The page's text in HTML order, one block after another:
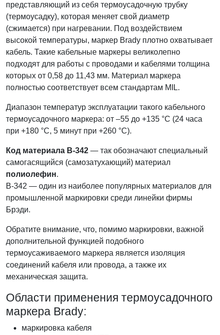
представляющий из себя термоусадочную трубку
(термоусадку), которая меняет свой диаметр
(сжимается) при нагревании. Под воздействием
высокой температуры, маркер Brady плотно охватывает
кабель. Такие кабельные маркеры великолепно
подходят для работы с проводами и кабелями толщина
которых от 0,58 до 11,43 мм. Материал маркера
полностью соответствует всем стандартам MIL.
Диапазон температур эксплуатации такого кабельного
термоусадочного маркера: от –55 до +135 °С (24 часа
при +180 °С, 5 минут при +260 °С).
Код материала B-342 — так обозначают специальный
самогасящийся (самозатухающий) материал
полиолефин.
B-342 — один из наиболее популярных материалов для
промышленной маркировки среди линейки фирмы
Брэди.
Обратите внимание, что, помимо маркировки, важной
дополнительной функцией подобного
термоусаживаемого маркера является изоляция
соединений кабеля или провода, а также их
механическая защита.
Области применения термоусадочного
маркера Brady:
маркировка кабеля